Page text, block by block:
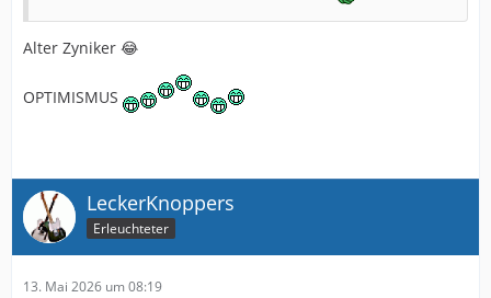
Alter Zyniker 😂
OPTIMISMUS
LeckerKnoppers
Erleuchteter
13. Mai 2026 um 08:19